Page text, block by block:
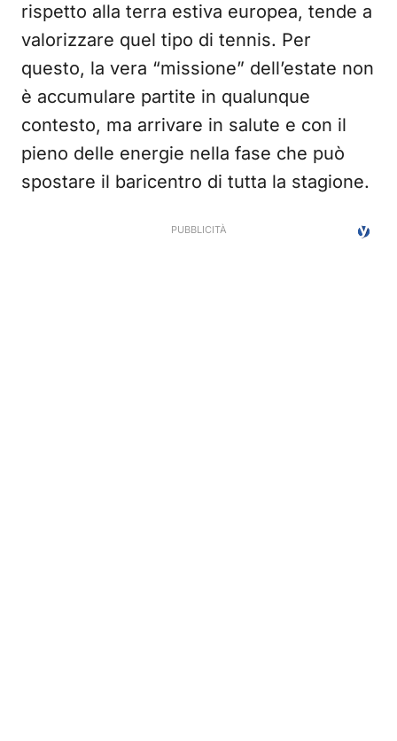
rispetto alla terra estiva europea, tende a
valorizzare quel tipo di tennis. Per
questo, la vera “missione” dell’estate non
è accumulare partite in qualunque
contesto, ma arrivare in salute e con il
pieno delle energie nella fase che può
spostare il baricentro di tutta la stagione.